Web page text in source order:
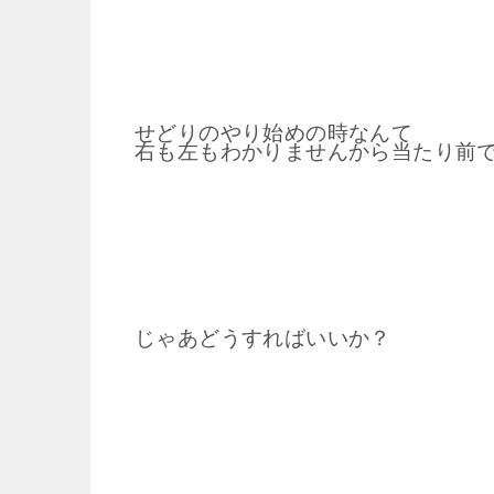
せどりのやり始めの時なんて
右も左もわかりませんから当たり前
じゃあどうすればいいか？